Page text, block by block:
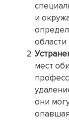
и
области
мест
они